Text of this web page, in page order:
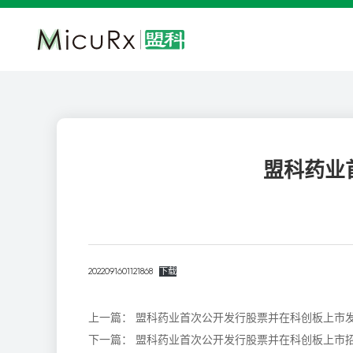
盟科药业
2022091601121868 下载
上一篇： 盟科药业首次公开发行股票并在科创板上市
下一篇： 盟科药业首次公开发行股票并在科创板上市